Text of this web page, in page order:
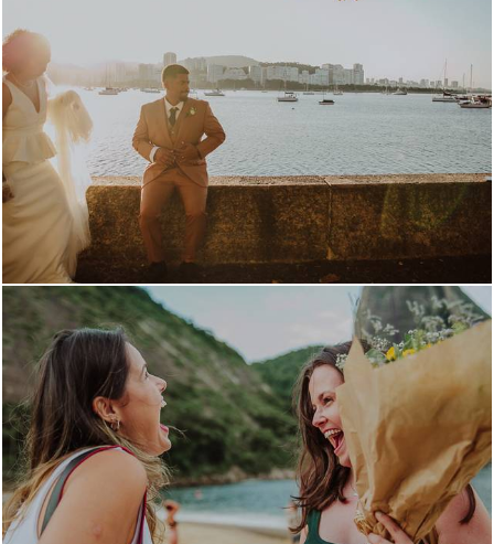
219 0
1019 0